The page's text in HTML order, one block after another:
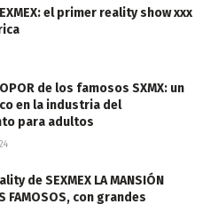
el primer reality show xxx
de los famosos SXMX: un
en la industria del
para adultos
de SEXMEX LA MANSIÓN
FAMOSOS, con grandes